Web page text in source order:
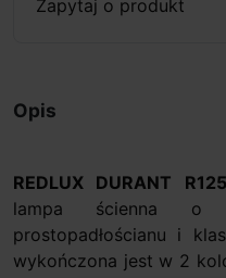
Zapytaj o produkt
Opis
REDLUX DURANT
lampa ścienna o
prostopadłościanu i
wykończona jest w 2